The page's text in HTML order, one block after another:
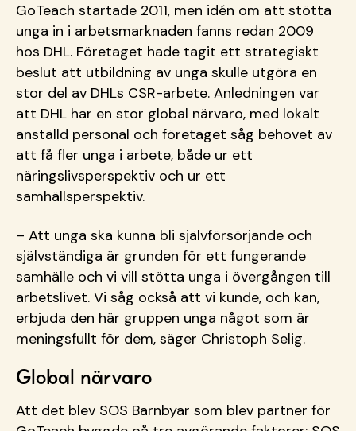
GoTeach startade 2011, men idén om att stötta
unga in i arbetsmarknaden fanns redan 2009
hos DHL. Företaget hade tagit ett strategiskt
beslut att utbildning av unga skulle utgöra en
stor del av DHLs CSR-arbete. Anledningen var
att DHL har en stor global närvaro, med lokalt
anställd personal och företaget såg behovet av
att få fler unga i arbete, både ur ett
näringslivsperspektiv och ur ett
samhällsperspektiv.
– Att unga ska kunna bli självförsörjande och
självständiga är grunden för ett fungerande
samhälle och vi vill stötta unga i övergången till
arbetslivet. Vi såg också att vi kunde, och kan,
erbjuda den här gruppen unga något som är
meningsfullt för dem, säger Christoph Selig.
Global närvaro
Att det blev SOS Barnbyar som blev partner för